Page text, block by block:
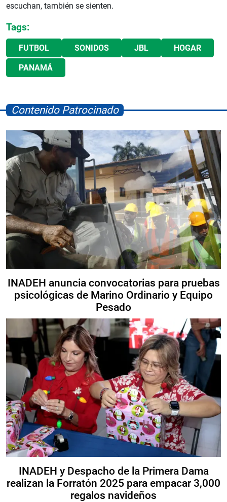
escuchan, también se sienten.
Tags:
FUTBOL SONIDOS JBL HOGAR
PANAMÁ
Contenido Patrocinado
INADEH anuncia convocatorias para pruebas
psicológicas de Marino Ordinario y Equipo
Pesado
INADEH y Despacho de la Primera Dama
realizan la Forratón 2025 para empacar 3,000
regalos navideños